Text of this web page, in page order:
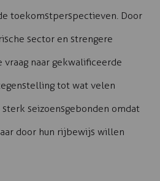
toekomstperspectieven. Door
sector en strengere
naar gekwalificeerde
tot wat velen
seizoensgebonden omdat
door hun rijbewijs willen